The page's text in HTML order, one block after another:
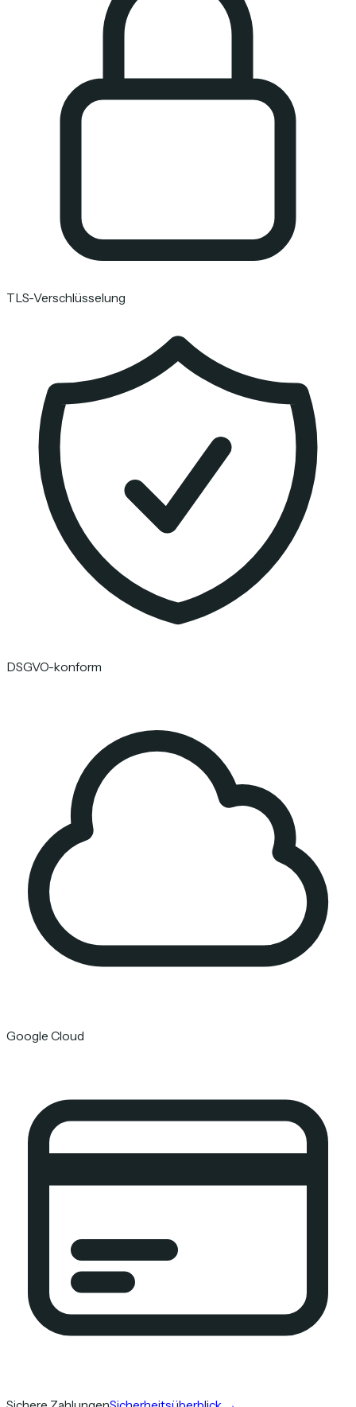
TLS-Verschlüsselung
DSGVO-konform
Google Cloud